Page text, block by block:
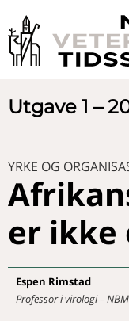
Utgave 1 –
klimakrisen
Villsvin på
NYHETER
Veterinærer i
NYTT FRA
Hva skjedde?
DEBATT
anesteserer
Veterinærene
dyr
FAGARTIKKEL
Multiple
katarakt i et
FAGAKTUELT
YRKE OG
er ikke
Espen Rimstad
Professor i virologi –